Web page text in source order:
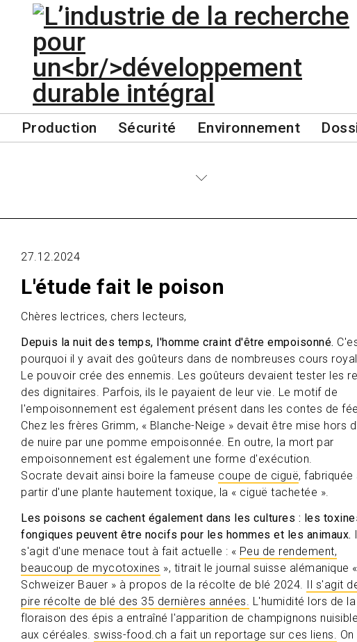
Production Sécurité Environnement
27.12.2024
L'étude fait le poison
Chères lectrices, chers lecteurs,
Depuis la nuit des temps, l'homme craint d'être empoisonné.
pourquoi il y avait des goûteurs dans de nombreuses cours
Le pouvoir crée des ennemis. Les goûteurs devaient tester les
des dignitaires. Parfois, ils le payaient de leur vie. Le motif de
l'empoisonnement est également présent dans les contes de
Chez les frères Grimm, « Blanche-Neige » devait être mise hors
de nuire par une pomme empoisonnée. En outre, la mort par
empoisonnement est également une forme d'exécution.
Socrate devait ainsi boire la fameuse coupe de ciguë, fabriquée
partir d'une plante hautement toxique, la « ciguë tachetée ».
Les poisons se cachent également dans les cultures : les
fongiques peuvent être nocifs pour les hommes et les animaux.
s'agit d'une menace tout à fait actuelle : « Peu de rendement,
beaucoup de mycotoxines », titrait le journal suisse alémanique «
Schweizer Bauer » à propos de la récolte de blé 2024. Il s'agit
pire récolte de blé des 35 dernières années. L'humidité lors de la
floraison des épis a entraîné l'apparition de champignons
aux céréales. swiss-food.ch a fait un reportage sur ces liens. On